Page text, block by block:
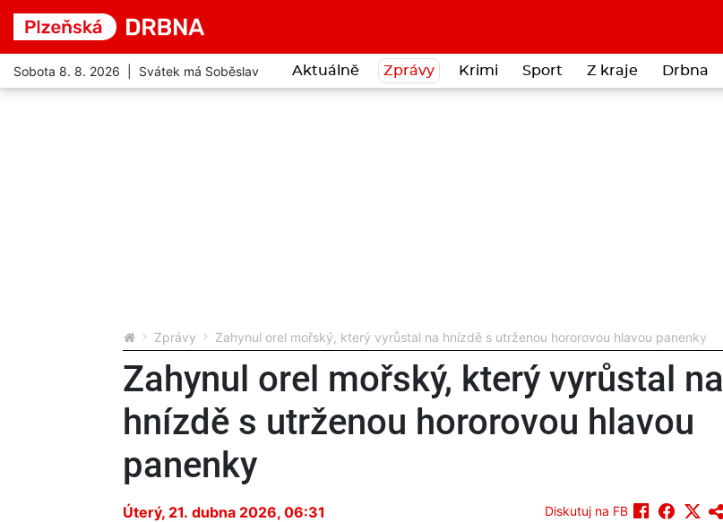
Sobota 8. 8. 2026 | Svátek má Soběslav Aktuálně Zprávy Krimi Sport Z kraje Drbna
Zprávy Zahynul orel mořský, který vyrůstal na hnízdě s utrženou hororovou hlavou panenky
Zahynul orel mořský, který vyrůstal na
hnízdě s utrženou hororovou hlavou
panenky
Úterý, 21. dubna 2026, 06:31 Diskutuj na FB